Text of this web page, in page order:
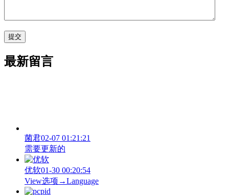
最新留言
菌君02-07 01:21:21
需要更新的
优软01-30 00:20:54
View‌选项→Language